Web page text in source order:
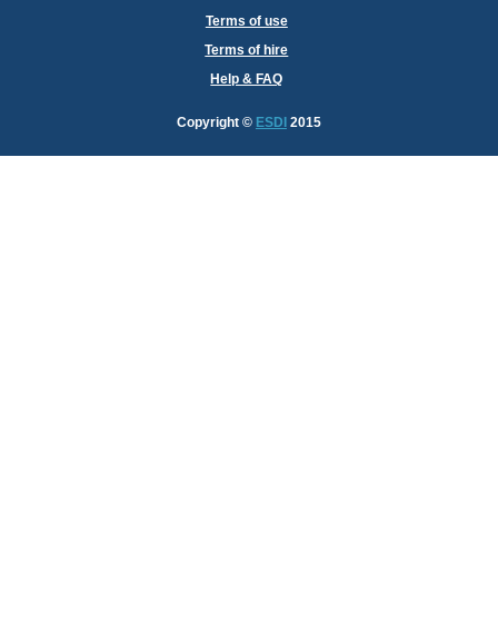
Terms of use
Terms of hire
Help & FAQ
Copyright © ESDI 2015